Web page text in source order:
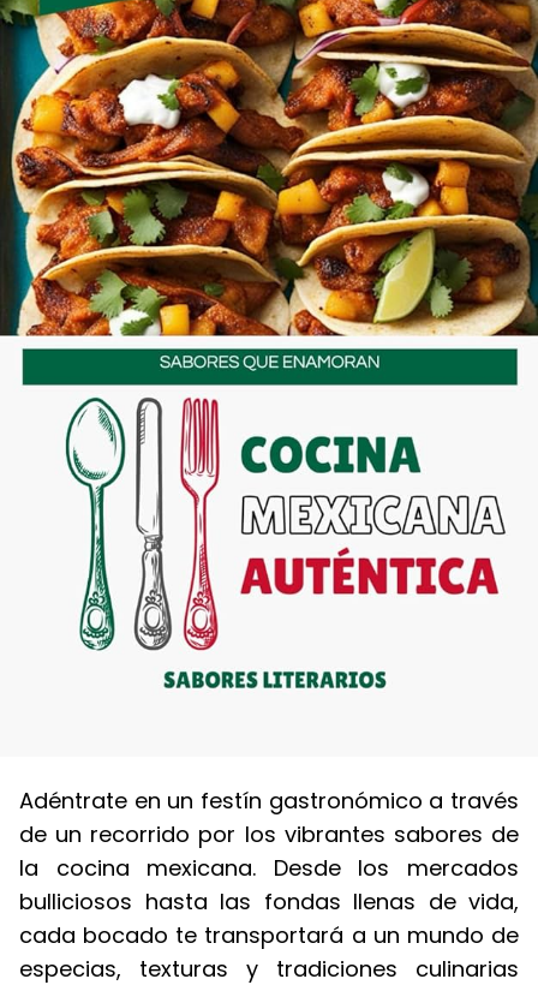
Adéntrate en un festín gastronómico a través
de un recorrido por los vibrantes sabores de
la cocina mexicana. Desde los mercados
bulliciosos hasta las fondas llenas de vida,
cada bocado te transportará a un mundo de
especias, texturas y tradiciones culinarias